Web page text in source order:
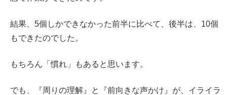
結果、5個しかできなかった前半に比べて、後半は、10個
もできたのでした。
もちろん「慣れ」もあると思います。
でも、『周りの理解』と『前向きな声かけ』が、イライラ